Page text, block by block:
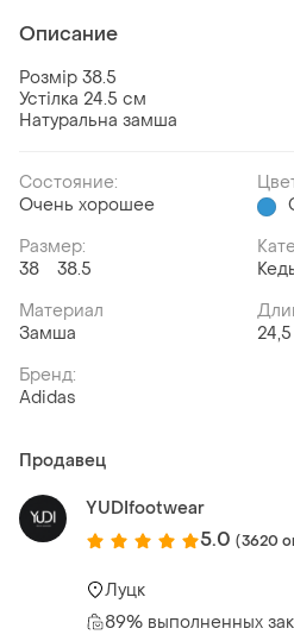
Описание
Розмір 38.5
Устілка 24.5 см
Натуральна замша
Состояние:
Очень хорошее
Размер:
38
38.5
Материал
Замша
24,5
Бренд:
Adidas
Продавец
YUDIfootwear
5.0 (3620
Луцк
89% выполненных